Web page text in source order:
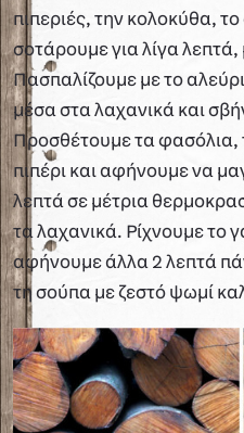
πιπεριές, την κολοκύθα,
σοτάρουμε για λίγα
Πασπαλίζουμε με το
μέσα στα λαχανικά και
Προσθέτουμε τα φασόλια,
πιπέρι και αφήνουμε να
λεπτά σε μέτρια
τα λαχανικά. Ρίχνουμε το
αφήνουμε άλλα 2 λεπτά
τη σούπα με ζεστό ψωμί